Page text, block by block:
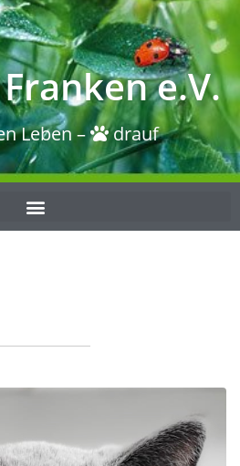
e.V.
Leben – drauf